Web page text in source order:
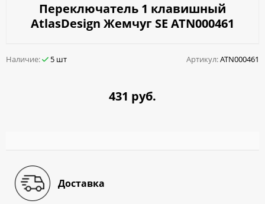
Переключатель 1 клавишный
AtlasDesign Жемчуг SE ATN000461
Наличие: 5 шт Артикул:ATN000461
431 руб.
Доставка